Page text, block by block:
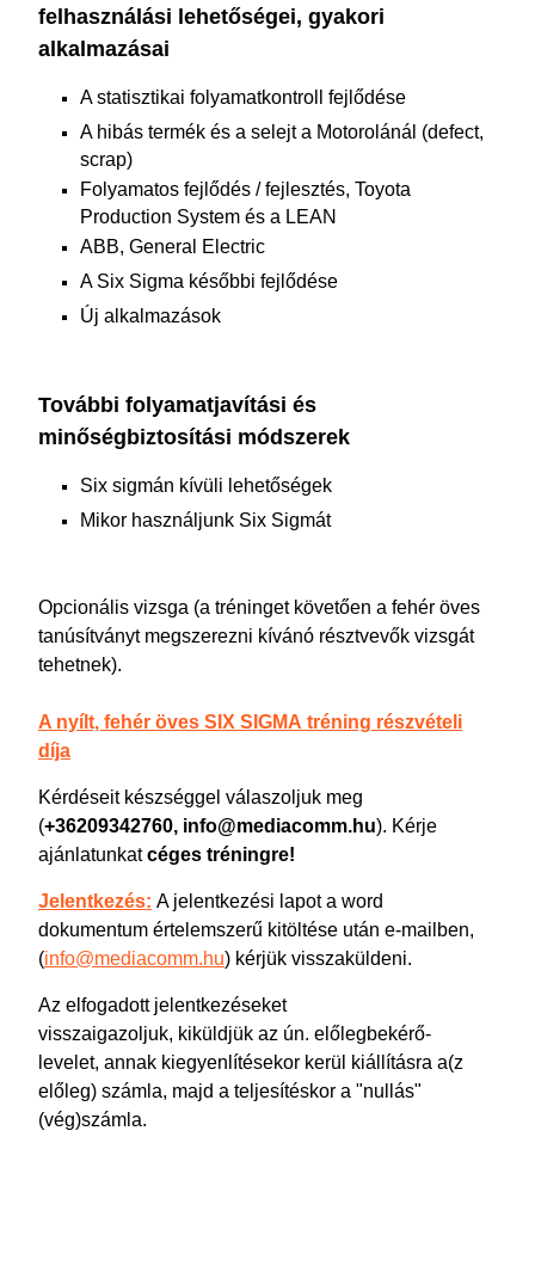
felhasználási lehetőségei, gyakori
alkalmazásai
A statisztikai folyamatkontroll fejlődése
A hibás termék és a selejt a Motorolánál (defect,
scrap)
Folyamatos fejlődés / fejlesztés, Toyota
Production System és a LEAN
ABB, General Electric
A Six Sigma későbbi fejlődése
Új alkalmazások
További folyamatjavítási és
minőségbiztosítási módszerek
Six sigmán kívüli lehetőségek
Mikor használjunk Six Sigmát
Opcionális vizsga (a tréninget követően a fehér öves
tanúsítványt megszerezni kívánó résztvevők vizsgát
tehetnek).
A nyílt, fehér öves SIX SIGMA tréning részvételi
díja
Kérdéseit készséggel válaszoljuk meg
(+36209342760, info@mediacomm.hu). Kérje
ajánlatunkatcéges tréningre!
Jelentkezés: A jelentkezési lapot a word
dokumentum értelemszerű kitöltése után e-mailben,
(info@mediacomm.hu) kérjük visszaküldeni.
Az elfogadott jelentkezéseket
visszaigazoljuk, kiküldjük az ún. előlegbekérő-
levelet, annak kiegyenlítésekor kerül kiállításra a(z
előleg) számla, majd a teljesítéskor a "nullás"
(vég)számla.